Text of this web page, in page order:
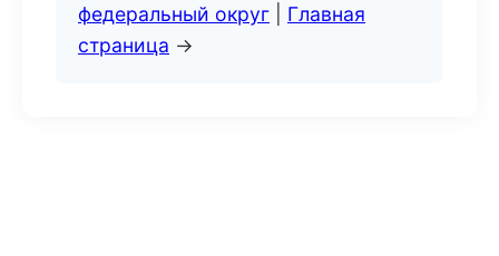
федеральный округ
Главная
страница →